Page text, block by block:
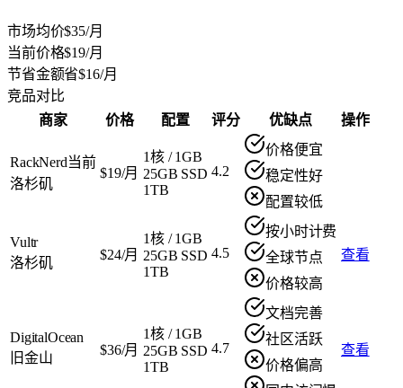
市场均价$35/月
当前价格$19/月
节省金额省$16/月
竞品对比
商家
价格 配置 评分 优缺点 操作
RackNerd当前
洛杉矶
$19/月
1核/1GB
25GB SSD
1TB
4.2
价格便宜
稳定性好
配置较低
Vultr
洛杉矶
$24/月
1核/1GB
25GB SSD
1TB
4.5
按小时计费
全球节点
价格较高
查看
DigitalOcean
旧金山
$36/月
1核/1GB
25GB SSD
1TB
4.7
文档完善
社区活跃
价格偏高
查看